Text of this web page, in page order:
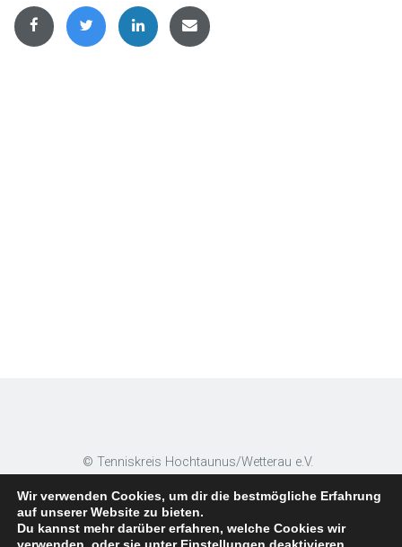
© Tenniskreis Hochtaunus/Wetterau e.V.
Wir verwenden Cookies, um dir die bestmögliche Erfahrung
auf unserer Website zu bieten.
Du kannst mehr darüber erfahren, welche Cookies wir